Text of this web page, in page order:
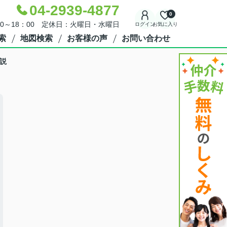
04-2939-4877
～18：00 定休日：火曜日・水曜日 ログインお気に入り
0
地図検索 お客様の声 お問い合わせ